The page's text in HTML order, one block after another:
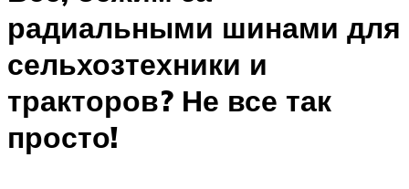
радиальными шинами для
сельхозтехники и
тракторов? Не все так
просто!